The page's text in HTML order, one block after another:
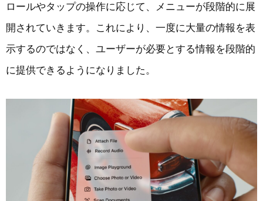
ロールやタップの操作に応じて、メニューが段階的に展
開されていきます。これにより、一度に大量の情報を表
示するのではなく、ユーザーが必要とする情報を段階的
に提供できるようになりました。